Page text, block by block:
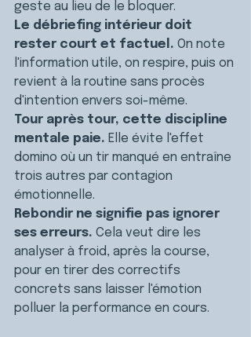
geste au lieu de le bloquer.
Le débriefing intérieur doit
rester court et factuel. On note
l'information utile, on respire, puis on
revient à la routine sans procès
d'intention envers soi-même.
Tour après tour, cette discipline
mentale paie. Elle évite l'effet
domino où un tir manqué en entraîne
trois autres par contagion
émotionnelle.
Rebondir ne signifie pas ignorer
ses erreurs. Cela veut dire les
analyser à froid, après la course,
pour en tirer des correctifs
concrets sans laisser l'émotion
polluer la performance en cours.